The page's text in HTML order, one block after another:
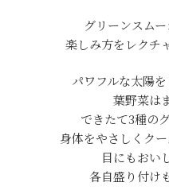
グリーンスム
楽しみ方をレクチ
パワフルな太陽
葉野菜は
できたて3種の
身体をやさしくクー
目にもおい
各自盛り付け